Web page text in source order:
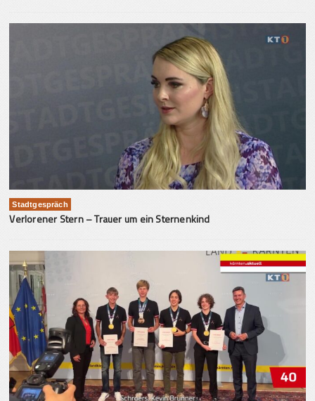
Stadtgespräch
Verlorener Stern – Trauer um ein Sternenkind